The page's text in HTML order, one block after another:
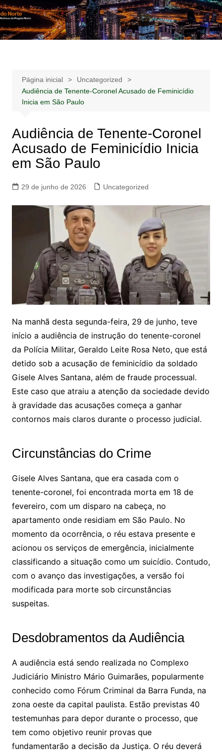
Ir
para
o
Notícias –
Publicidades –
Notícias – Publicidades – Anúncios
Página inicial
Uncategorized
Audiência de Tenente-Coronel Acusado de Feminicídio
Inicia em São Paulo
Audiência de Tenente-Coronel
Acusado de Feminicídio Inicia
em São Paulo
29 de junho de 2026 Uncategorized
Na manhã desta segunda-feira, 29 de junho, teve
início a audiência de instrução do tenente-coronel
da Polícia Militar, Geraldo Leite Rosa Neto, que está
detido sob a acusação de feminicídio da soldado
Gisele Alves Santana, além de fraude processual.
Este caso que atraiu a atenção da sociedade devido
à gravidade das acusações começa a ganhar
contornos mais claros durante o processo judicial.
Circunstâncias do Crime
Gisele Alves Santana, que era casada com o
tenente-coronel, foi encontrada morta em 18 de
fevereiro, com um disparo na cabeça, no
apartamento onde residiam em São Paulo. No
momento da ocorrência, o réu estava presente e
acionou os serviços de emergência, inicialmente
classificando a situação como um suicídio. Contudo,
com o avanço das investigações, a versão foi
modificada para morte sob circunstâncias
suspeitas.
Desdobramentos da Audiência
A audiência está sendo realizada no Complexo
Judiciário Ministro Mário Guimarães, popularmente
conhecido como Fórum Criminal da Barra Funda, na
zona oeste da capital paulista. Estão previstas 40
testemunhas para depor durante o processo, que
tem como objetivo reunir provas que
fundamentarão a decisão da Justiça. O réu deverá